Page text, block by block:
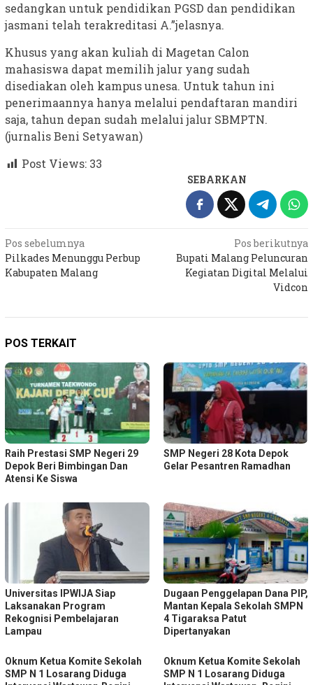
sedangkan untuk pendidikan PGSD dan pendidikan
jasmani telah terakreditasi A.”jelasnya.
Khusus yang akan kuliah di Magetan Calon
mahasiswa dapat memilih jalur yang sudah
disediakan oleh kampus unesa. Untuk tahun ini
penerimaannya hanya melalui pendaftaran mandiri
saja, tahun depan sudah melalui jalur SBMPTN.
(jurnalis Beni Setyawan)
Post Views: 33
SEBARKAN
Navigasi
pos
Pos sebelumnya
Pilkades Menunggu Perbup
Kabupaten Malang
Pos berikutnya
Bupati Malang Peluncuran
Kegiatan Digital Melalui
Vidcon
POS TERKAIT
Raih Prestasi SMP Negeri 29
Depok Beri Bimbingan Dan
Atensi Ke Siswa
SMP Negeri 28 Kota Depok
Gelar Pesantren Ramadhan
Universitas IPWIJA Siap
Laksanakan Program
Rekognisi Pembelajaran
Lampau
Dugaan Penggelapan Dana PIP,
Mantan Kepala Sekolah SMPN
4 Tigaraksa Patut
Dipertanyakan
Oknum Ketua Komite Sekolah
SMP N 1 Losarang Diduga
Oknum Ketua Komite Sekolah
SMP N 1 Losarang Diduga